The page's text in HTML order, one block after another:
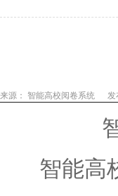
来源： 智能高校阅卷系统 发
智能高校